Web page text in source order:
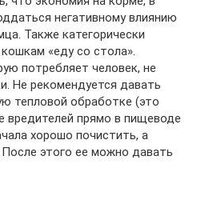
негативному влиянию
Также категорически
«еду со стола».
потребляет человек, не
Не рекомендуется давать
тепловой обработке (это
вредителей прямо в пищеводе
хорошо почистить, а
этого ее можно давать